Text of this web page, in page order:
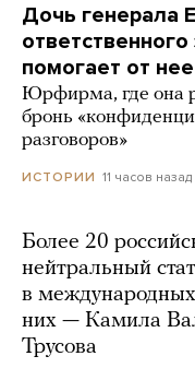
Дочь генерала
помогает от
Юрфирма, где она
бронь
разговоров»
ИСТОРИИ 11 часов назад
Более 20
нейтральный
в
них — Камила
Трусова